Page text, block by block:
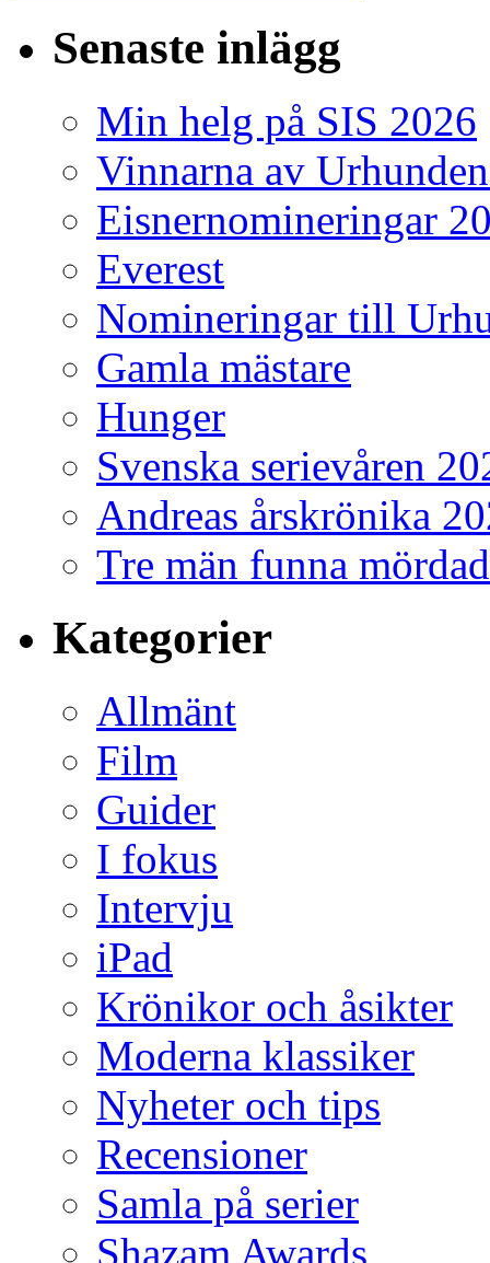
Senaste inlägg
Min helg på SIS 2026
Vinnarna av
Eisnernomineringar
Everest
Nomineringar till
Gamla mästare
Hunger
Svenska serievåren
Andreas årskrönika
Tre män funna
Kategorier
Allmänt
Film
Guider
I fokus
Intervju
iPad
Krönikor och åsikter
Moderna klassiker
Nyheter och tips
Recensioner
Samla på serier
Shazam Awards